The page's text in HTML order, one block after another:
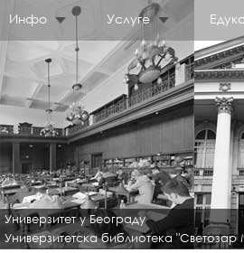
Инфо Услуге
Универзитет у Београду
Универзитетска библиотека